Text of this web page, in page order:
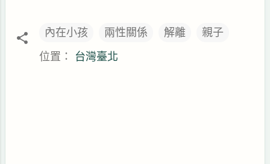
內在小孩 兩性關係 解離
親子
位置： 台灣臺北